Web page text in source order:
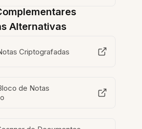
Alternativas
Criptografadas
de Notas